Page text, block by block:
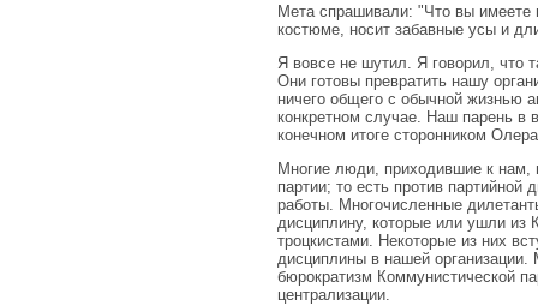
Мета спрашивали: "Что вы имеете
костюме, носит забавные усы и
Я вовсе не шутил. Я говорил, что
Они готовы превратить нашу
ничего общего с обычной жизнью
конкретном случае. Наш парень в
конечном итоге сторонником
Многие люди, приходившие к нам,
партии; то есть против
работы. Многочисленные
дисциплину, которые или ушли из
троцкистами. Некоторые из них
дисциплины в нашей
бюрократизм Коммунистической
централизации.